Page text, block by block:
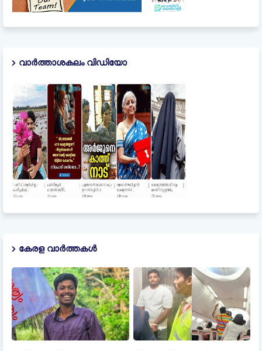
വാർത്താശകലം വിഡിയോ
കേരള വാർത്തകൾ